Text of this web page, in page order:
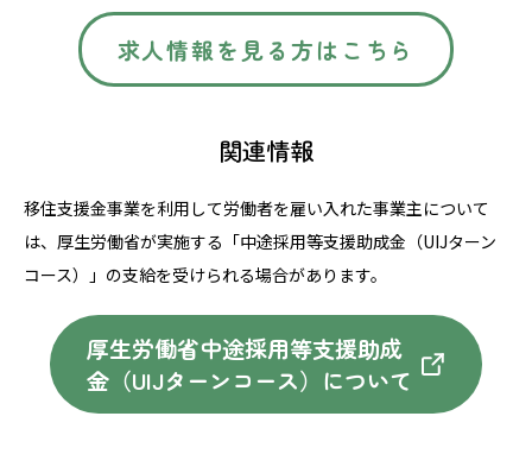
求人情報を見る方はこちら
関連情報
移住支援金事業を利用して労働者を雇い入れた事業主について
は、 厚生労働省が実施する「中途採用等支援助成金（UIJターン
コース）」の支給を受けられる場合があります。
厚生労働省中途採用等支援助成
金（UIJターンコース） について